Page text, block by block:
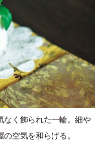
なく飾られた一輪。細や
空気を和らげる。